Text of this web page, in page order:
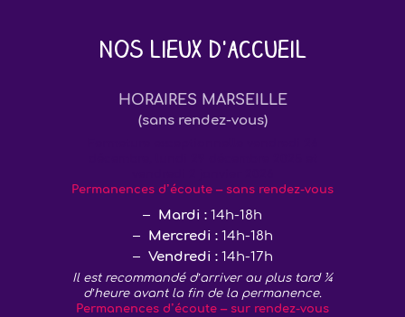
Nos lieux d'accueil
HORAIRES MARSEILLE
(sans rendez-vous)
Permanences d’écoute – sans rendez-vous
Mardi : 14h-18h
Mercredi :14h-18h
Vendredi :14h-17h
Il est recommandé d’arriver au plus tard ¼
d’heure avant la fin de la permanence.
Permanences d’écoute – sur rendez-vous